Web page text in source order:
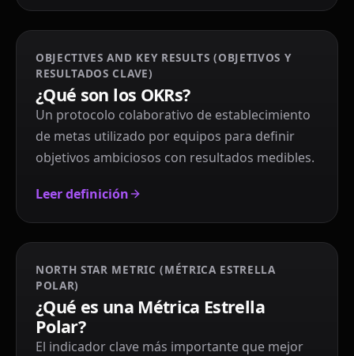
OBJECTIVES AND KEY RESULTS (OBJETIVOS Y
RESULTADOS CLAVE)
¿Qué son los OKRs?
Un protocolo colaborativo de establecimiento
de metas utilizado por equipos para definir
objetivos ambiciosos con resultados medibles.
Leer definición
NORTH STAR METRIC (MÉTRICA ESTRELLA
POLAR)
¿Qué es una Métrica Estrella
Polar?
El indicador clave más importante que mejor